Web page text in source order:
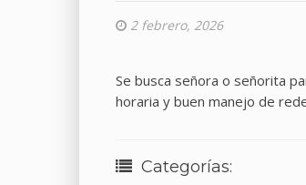
2 febrero, 2026
Se busca señora o señorita
horaria y buen manejo de
Categorías: